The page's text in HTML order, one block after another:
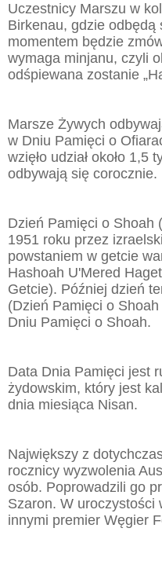
Uczestnicy Marszu w
Birkenau, gdzie odbędą
momentem będzie
wymaga minjanu, czyli
odśpiewana zostanie
Marsze Żywych
w Dniu Pamięci o
wzięło udział około
odbywają się corocznie.
Dzień Pamięci o Shoah
1951 roku przez
powstaniem w getcie
Hashoah U'Mered
Getcie). Później dzień
(Dzień Pamięci o
Dniu Pamięci o Shoah.
Data Dnia Pamięci jest
żydowskim, który jest
dnia miesiąca Nisan.
Największy z
rocznicy wyzwolenia
osób. Poprowadzili go
Szaron. W uroczystości
innymi premier Węgier